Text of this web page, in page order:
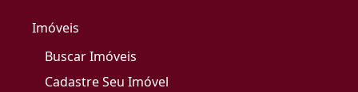
Imóveis
Buscar Imóveis
Cadastre Seu Imóvel